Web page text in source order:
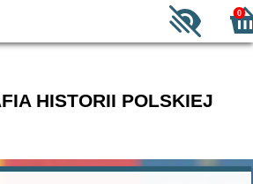
0
HISTORII POLSKIEJ